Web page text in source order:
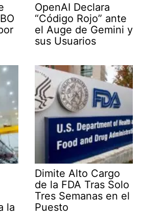
OpenAI Declara
“Código Rojo” ante
el Auge de Gemini y
sus Usuarios
la
Dimite Alto Cargo
de la FDA Tras Solo
Tres Semanas en el
Puesto